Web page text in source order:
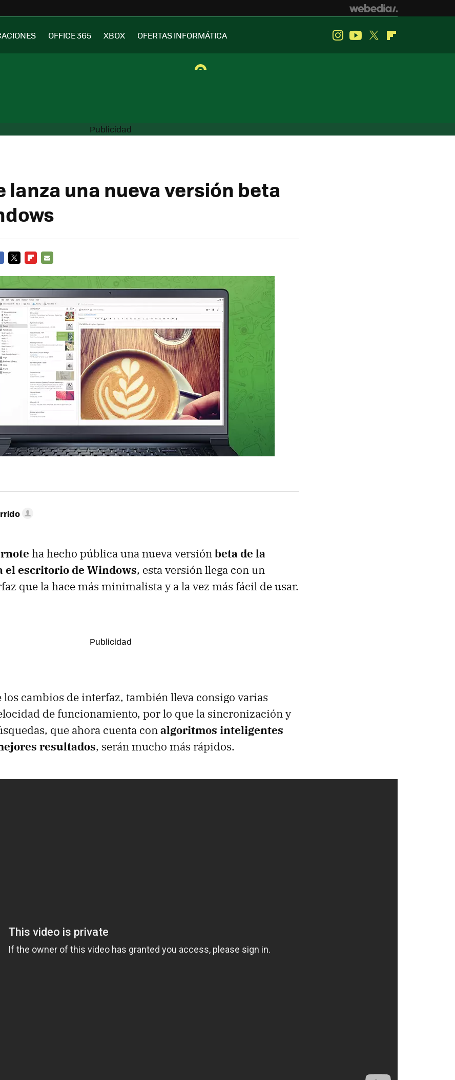
OFFICE 365 XBOX OFERTAS INFORMÁTICA InstagramYoutube
Twitter
lanza una nueva versión beta
ha hecho pública una nueva versiónbeta de la
el escritorio de Windows, esta versión llega con un
que la hace más minimalista y a la vez más fácil de usar.
los cambios de interfaz, también lleva consigo varias
de funcionamiento, por lo que la sincronización y
que ahora cuenta conalgoritmos inteligentes
resultados, serán mucho más rápidos.